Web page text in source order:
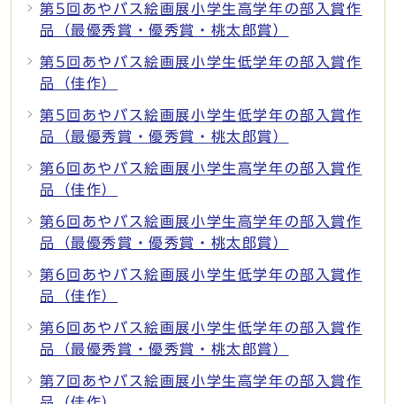
第5回あやバス絵画展小学生高学年の部入賞作
品（最優秀賞・優秀賞・桃太郎賞）
第5回あやバス絵画展小学生低学年の部入賞作
品（佳作）
第5回あやバス絵画展小学生低学年の部入賞作
品（最優秀賞・優秀賞・桃太郎賞）
第6回あやバス絵画展小学生高学年の部入賞作
品（佳作）
第6回あやバス絵画展小学生高学年の部入賞作
品（最優秀賞・優秀賞・桃太郎賞）
第6回あやバス絵画展小学生低学年の部入賞作
品（佳作）
第6回あやバス絵画展小学生低学年の部入賞作
品（最優秀賞・優秀賞・桃太郎賞）
第7回あやバス絵画展小学生高学年の部入賞作